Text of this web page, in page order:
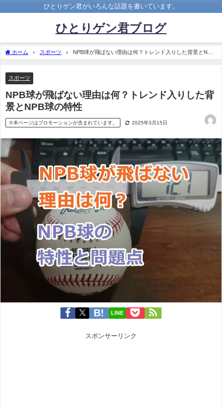
ひとりゲン君がいろんな話題を書いています。
ひとりゲン君ブログ
ホーム スポーツ
NPB球が飛ばない理由は何？トレンド入りした背景とNPB
スポーツ
NPB球が飛ばない理由は何？トレンド入りした背
景とNPB球の特性
※本ページはプロモーションが含まれています。 2025年3月15日
LINE
スポンサーリンク